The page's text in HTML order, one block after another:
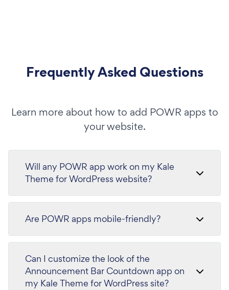
Frequently Asked Questions
Learn more about how to add POWR apps to
your website.
Will any POWR app work on my Kale
Theme for WordPress website?
Are POWR apps mobile-friendly?
Can I customize the look of the
Announcement Bar Countdown app on
my Kale Theme for WordPress site?